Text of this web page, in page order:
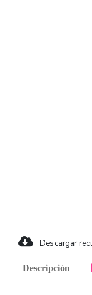
Descargar
Descripción